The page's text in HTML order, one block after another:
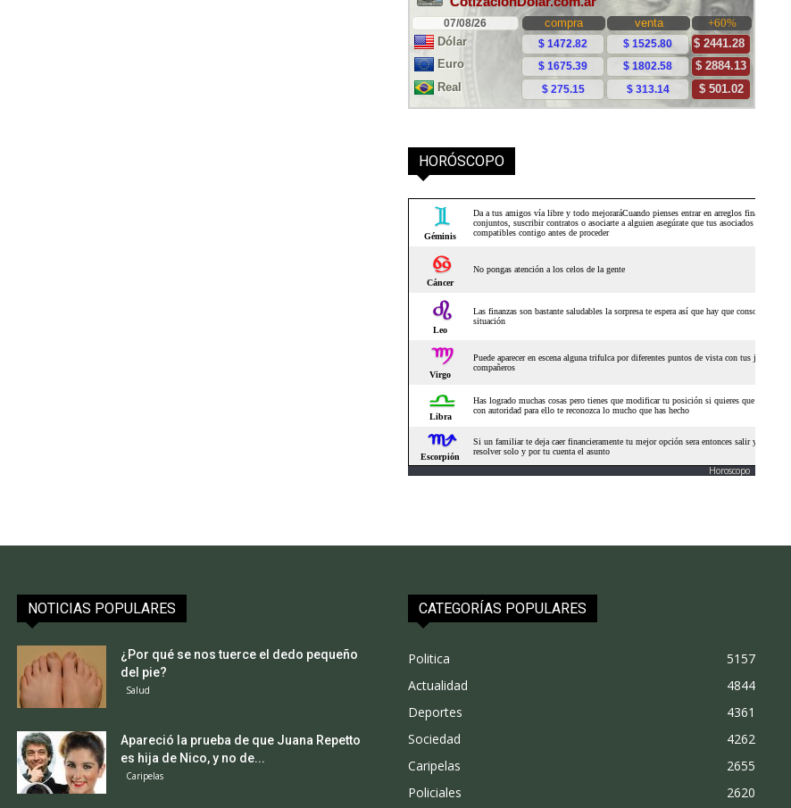
HORÓSCOPO
Horoscopo
NOTICIAS POPULARES
¿Por qué se nos tuerce el dedo pequeño
del pie?
Salud
Apareció la prueba de que Juana Repetto
es hija de Nico, y no de...
Caripelas
CATEGORÍAS POPULARES
Politica
5157
Actualidad
4844
Deportes
4361
Sociedad
4262
Caripelas
2655
Policiales
2620